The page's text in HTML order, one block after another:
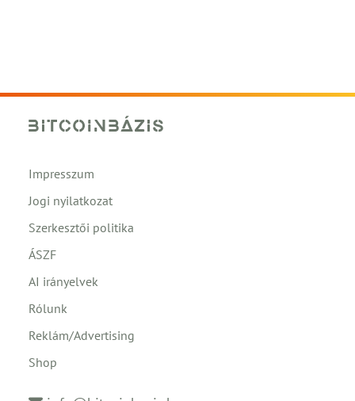
Impresszum
Jogi nyilatkozat
Szerkesztői politika
ÁSZF
AI irányelvek
Rólunk
Reklám/Advertising
Shop